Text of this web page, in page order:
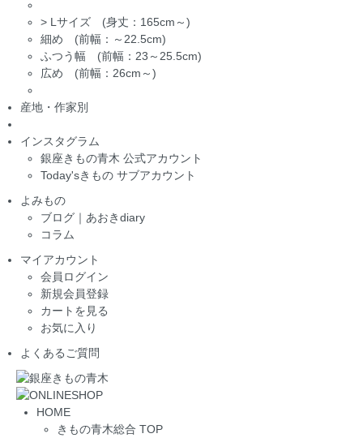
> Lサイズ (身丈：165cm～)
細め (前幅：～22.5cm)
ふつう幅 (前幅：23～25.5cm)
広め (前幅：26cm～)
産地・作家別
インスタグラム
銀座きもの青木 公式アカウント
Today'sきもの サブアカウント
よみもの
ブログ｜あおきdiary
コラム
マイアカウント
会員ログイン
新規会員登録
カートを見る
お気に入り
よくあるご質問
HOME
きもの青木総合 TOP